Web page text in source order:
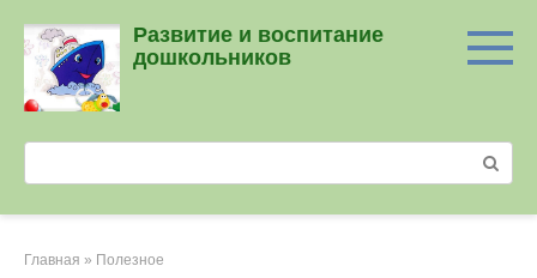
контенту
Развитие и воспитание
дошкольников
Главная » Полезное